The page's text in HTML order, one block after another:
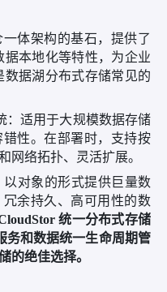
体架构的基石，提供了
本地化等特性，为企业
数据湖分布式存储常见的
：适用于大规模数据存储
性。在部署时，支持按
网络拓扑、灵活扩展。
以对象的形式提供巨量数
余持久、高可用性的数
统一分布式存储
务和数据统一生命周期管
的绝佳选择。